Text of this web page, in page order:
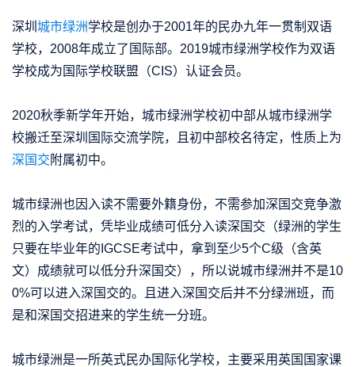
深圳 城市绿洲学校是创办于2001年的民办九年一贯制双语
学校，2008年成立了国际部。2019城市绿洲学校作为双语
学校成为国际学校联盟（CIS）认证会员。
2020秋季新学年开始，城市绿洲学校初中部从城市绿洲学
校搬迁至深圳国际交流学院，且初中部校名待定，性质上为
深国交 附属初中。
城市绿洲也因入读不需要外籍身份，不需参加深国交竞争激
烈的入学考试，凭毕业成绩可低分入读深国交（绿洲的学生
只要在毕业年的IGCSE考试中，拿到至少5个C级（含英
文）成绩就可以低分升深国交），所以说城市绿洲并不是10
0%可以进入深国交的。且进入深国交后并不分绿洲班，而
是和深国交招进来的学生统一分班。
城市绿洲是一所英式民办国际化学校，主要采用英国国家课